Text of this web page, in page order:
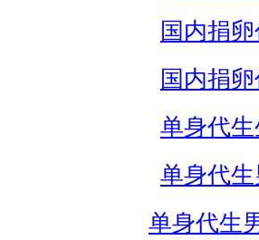
国内捐
国内捐
单身代
单身代
单身代生